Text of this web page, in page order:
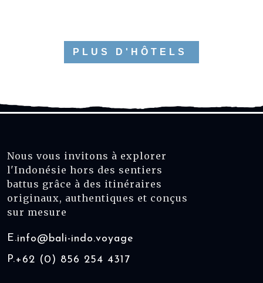
PLUS D'HÔTELS
Nous vous invitons à explorer
l'Indonésie hors des sentiers
battus grâce à des itinéraires
originaux, authentiques et conçus
sur mesure
E.info@bali-indo.voyage
P.+62 (0) 856 254 4317